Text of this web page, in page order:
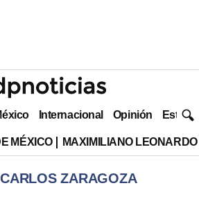
Internacional Opinión Estilo
MÉXICO MAXIMILIANO
ZARAGOZA